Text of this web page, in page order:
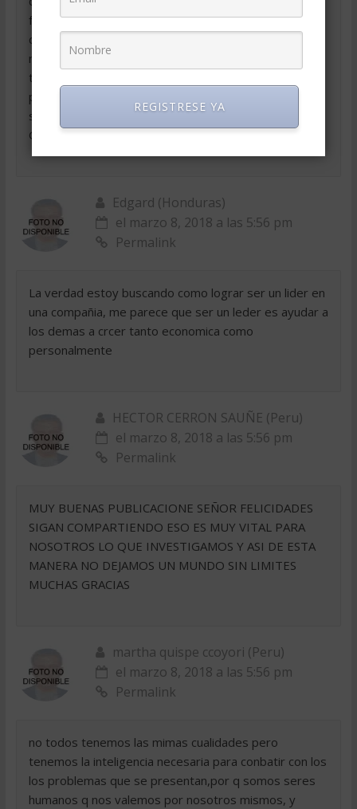
fundamentalmente de adentro, del alma…de las
decisiones internas que tomamos a diario con
nosotros mismos, con la medida de riesgo que
tomamos al cambiar y crecer, expandirnos y asi
permitimos tambien que el otro crezca por dentro y
se realice.
Gracias por el artículo.
Edgard (Honduras)
el marzo 8, 2018 a las 5:56 pm
Permalink
La verdad estoy buscando como lograr ser un lider en
una compañia, me parece que ser un leder es ayudar a
los demas a crcer tanto economica como
personalmente
HECTOR CERRON SAUÑE (Peru)
el marzo 8, 2018 a las 5:56 pm
Permalink
MUY BUENAS PUBLICACIONE SEÑOR FELICIDADES
SIGAN COMPARTIENDO ESO ES MUY VITAL PARA
NOSOTROS LO QUE INVESTIGAMOS Y ASI DE ESTA
MANERA NO DEJAMOS UN MUNDO SIN LIMITES
MUCHAS GRACIAS
martha quispe ccoyori (Peru)
el marzo 8, 2018 a las 5:56 pm
Permalink
no todos tenemos las mimas cualidades pero
tenemos la inteligencia necesaria para conbatir con los
los problemas que se presentan,por q somos seres
humanos q nos valemos por nosotros mismos, y
REGISTRESE YA